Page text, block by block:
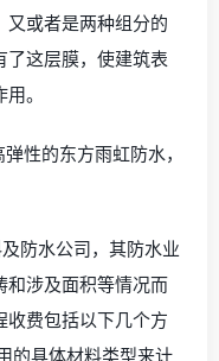
又或者是两种组分的
了这层膜，使建筑表
。
性的东方雨虹防水，
防水公司，其防水业
和涉及面积等情况而
收费包括以下几个方
的具体材料类型来计